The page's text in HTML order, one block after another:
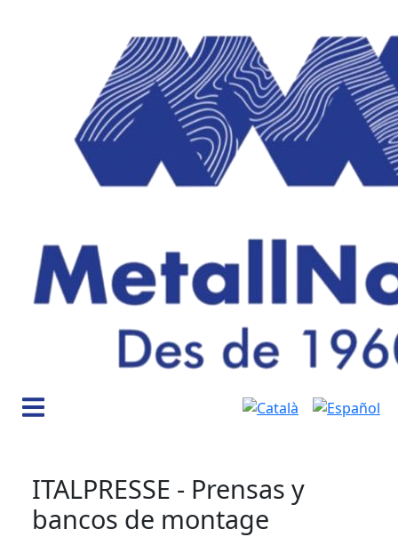
ITALPRESSE - Prensas y
bancos de montage